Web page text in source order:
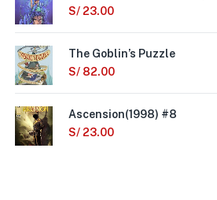
S/ 23.00
The Goblin’s Puzzle
S/ 82.00
Ascension(1998) #8
S/ 23.00